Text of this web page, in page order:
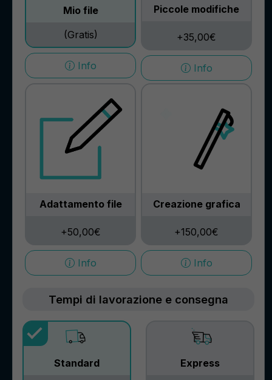
Mio file
(Gratis)
Info
Piccole modifiche
+35,00€
Info
Adattamento file
+50,00€
Info
Creazione grafica
+150,00€
Info
Tempi di lavorazione e consegna
Standard
Express